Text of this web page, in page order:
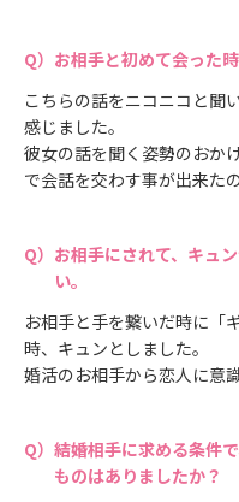
お相手と初めて会った
こちらの話をニコニコと聞
感じました。
彼女の話を聞く姿勢のおか
で会話を交わす事が出来た
お相手にされて、キュ
い。
お相手と手を繋いだ時に「
時、キュンとしました。
婚活のお相手から恋人に意
結婚相手に求める条件
ものはありましたか？